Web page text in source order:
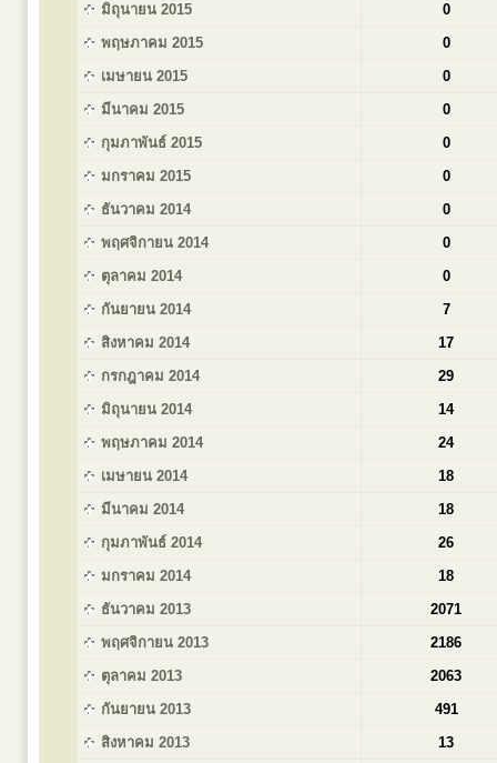
มิถุนายน 2015
0
พฤษภาคม 2015
0
เมษายน 2015
0
มีนาคม 2015
0
กุมภาพันธ์ 2015
0
มกราคม 2015
0
ธันวาคม 2014
0
พฤศจิกายน 2014
0
ตุลาคม 2014
0
กันยายน 2014
7
สิงหาคม 2014
17
กรกฎาคม 2014
29
มิถุนายน 2014
14
พฤษภาคม 2014
24
เมษายน 2014
18
มีนาคม 2014
18
กุมภาพันธ์ 2014
26
มกราคม 2014
18
ธันวาคม 2013
2071
พฤศจิกายน 2013
2186
ตุลาคม 2013
2063
กันยายน 2013
491
สิงหาคม 2013
13